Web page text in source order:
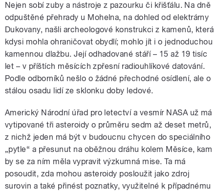
Nejen sobí zuby a nástroje z pazourku či křišťálu. Na dně
odpuštěné přehrady u Mohelna, na dohled od elektrárny
Dukovany, našli archeologové konstrukci z kamenů, která
kdysi mohla ohraničovat obydlí; mohlo jít i o jednoduchou
kamennou dlažbu. Její odhadované stáří – 15 až 19 tisíc
let – v příštích měsících zpřesní radiouhlíkové datování.
Podle odborníků nešlo o žádné přechodné osídlení, ale o
stálou osadu lidí ze sklonku doby ledové.
Americký Národní úřad pro letectví a vesmír NASA už má
vytipované tři asteroidy o průměru sedm až deset metrů,
z nichž jeden má být v budoucnu chycen do speciálního
„pytle“ a přesunut na oběžnou dráhu kolem Měsíce, kam
by se za ním měla vypravit výzkumná mise. Ta má
posoudit, zda mohou asteroidy posloužit jako zdroj
surovin a také přinést poznatky, využitelné k případnému